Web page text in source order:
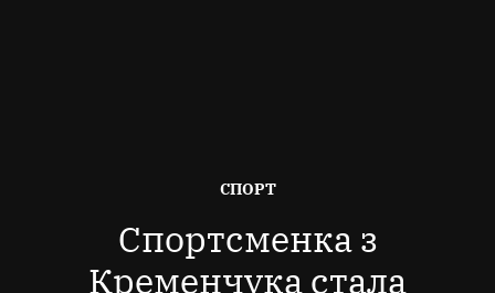
ОПУБЛІКОВАНО
СПОРТ
Спортсменка з
Кременчука стала